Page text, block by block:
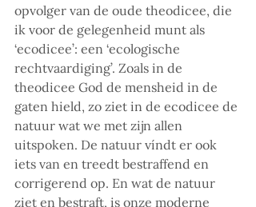
opvolger van de oude theodicee, die
ik voor de gelegenheid munt als
‘ecodicee’: een ‘ecologische
rechtvaardiging’. Zoals in de
theodicee God de mensheid in de
gaten hield, zo ziet in de ecodicee de
natuur wat we met zijn allen
uitspoken. De natuur víndt er ook
iets van en treedt bestraffend en
corrigerend op. En wat de natuur
ziet en bestraft, is onze moderne